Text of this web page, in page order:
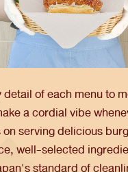
detail of each menu to
a cordial vibe
serving delicious
well-selected
standard of